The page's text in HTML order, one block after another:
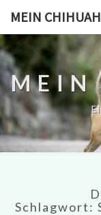
MEIN
MEIN
Schlagwort: